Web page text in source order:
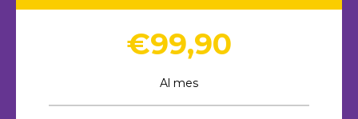
€99,90
Al mes